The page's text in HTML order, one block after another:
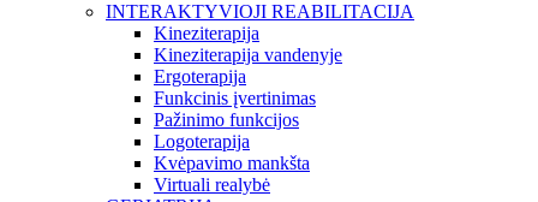
INTERAKTYVIOJI REABILITACIJA
Kineziterapija
Kineziterapija vandenyje
Ergoterapija
Funkcinis įvertinimas
Pažinimo funkcijos
Logoterapija
Kvėpavimo mankšta
Virtuali realybė